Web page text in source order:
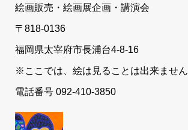
絵画販売・絵画展企画・講演会
〒818-0136
福岡県太宰府市長浦台4-8-16
※ここでは、絵は見ることは出来ません
電話番号 092-410-3850